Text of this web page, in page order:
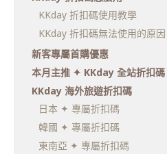
KKday 折扣碼使用教學
KKday 折扣碼無法使用的原因
新客專屬首購優惠
本月主推 ✦ KKday 全站折扣碼
KKday 海外旅遊折扣碼
日本 ✦ 專屬折扣碼
韓國 ✦ 專屬折扣碼
東南亞 ✦ 專屬折扣碼